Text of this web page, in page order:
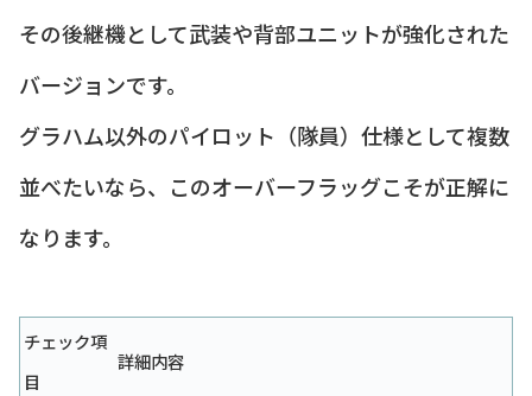
その後継機として武装や背部ユニットが強化された
バージョンです。
グラハム以外のパイロット（隊員）仕様として複数
並べたいなら、このオーバーフラッグこそが正解に
なります。
チェック項
目
詳細内容